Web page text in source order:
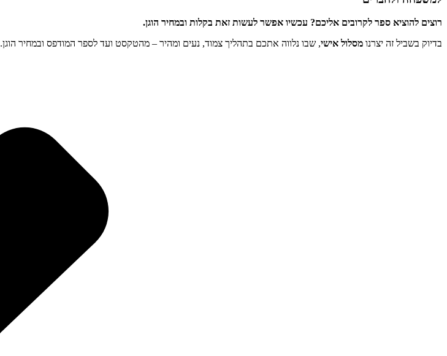
רוצים להוציא ספר לקרובים אליכם? עכשיו אפשר לעשות זאת בקלות ובמחיר הוגן.
בדיוק בשביל זה יצרנו מסלול אישי, שבו נלווה אתכם בתהליך צמוד, נעים ומהיר – מהטקסט ועד לספר המודפס ובמחיר הוגן.